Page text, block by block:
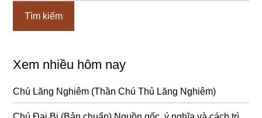
Xem nhiều hôm nay
Chú Lăng Nghiêm (Thần Chú Thủ Lăng Nghiêm)